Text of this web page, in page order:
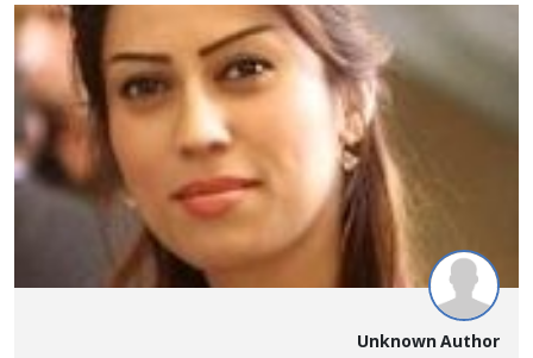
Unknown Author